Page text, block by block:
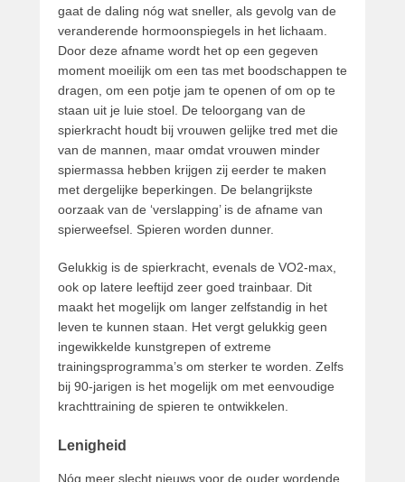
gaat de daling nóg wat sneller, als gevolg van de
veranderende hormoonspiegels in het lichaam.
Door deze afname wordt het op een gegeven
moment moeilijk om een tas met boodschappen te
dragen, om een potje jam te openen of om op te
staan uit je luie stoel. De teloorgang van de
spierkracht houdt bij vrouwen gelijke tred met die
van de mannen, maar omdat vrouwen minder
spiermassa hebben krijgen zij eerder te maken
met dergelijke beperkingen. De belangrijkste
oorzaak van de ‘verslapping’ is de afname van
spierweefsel. Spieren worden dunner.
Gelukkig is de spierkracht, evenals de VO2-max,
ook op latere leeftijd zeer goed trainbaar. Dit
maakt het mogelijk om langer zelfstandig in het
leven te kunnen staan. Het vergt gelukkig geen
ingewikkelde kunstgrepen of extreme
trainingsprogramma’s om sterker te worden. Zelfs
bij 90-jarigen is het mogelijk om met eenvoudige
krachttraining de spieren te ontwikkelen.
Lenigheid
Nóg meer slecht nieuws voor de ouder wordende